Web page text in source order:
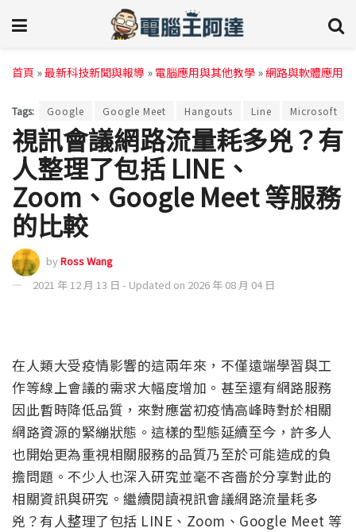
首頁 »最新科技新聞與報導 » 電腦應用與其他教學 »網路與軟體應用
Tags: Google Google Meet Hangouts Line Microsoft
視訊會議網路流量耗多兇？有
人整理了包括 LINE、
Zoom、Google Meet 等服務
的比較
byRoss Wang
2021 年 12 月 13 日 - Updated on 2026 年 08 月 04 日
在人類大受疫情影響的這兩年來，不僅遠端學習與工
作等線上會議的需求大幅度增加。甚至還有網路服務
因此暫時降低品質，來對應當初疫情高峰時對於相關
網路資源的緊繃狀態。這樣的型態延續至今，許多人
也開始更為重視相關服務的品質乃至於可能造成的負
擔問題。不少人也深入研究並毫不吝嗇於分享對此的
相關資訊與研究。繼續閱讀視訊會議網路流量耗多
兇？有人整理了包括 LINE、Zoom、Google Meet 等